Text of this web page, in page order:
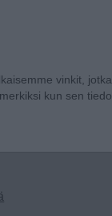
vinkit,
kun sen